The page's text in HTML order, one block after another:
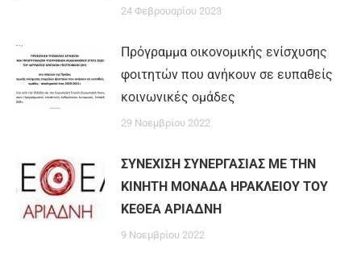
24 Φεβρουαρίου 2023
Πρόγραμμα οικονομικής ενίσχυσης
φοιτητών που ανήκουν σε ευπαθείς
κοινωνικές ομάδες
29 Νοεμβρίου 2022
ΣΥΝΕΧΙΣΗ ΣΥΝΕΡΓΑΣΙΑΣ ΜΕ ΤΗΝ
ΚΙΝΗΤΗ ΜΟΝΑΔΑ ΗΡΑΚΛΕΙΟΥ ΤΟΥ
ΚΕΘΕΑ ΑΡΙΑΔΝΗ
9 Νοεμβρίου 2022